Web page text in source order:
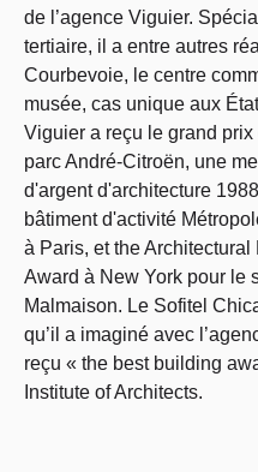
de l’agence Viguier.
tertiaire, il a entre autres
Courbevoie, le centre
musée, cas unique aux
Viguier a reçu le grand
parc André-Citroën, une
d'argent d'architecture
bâtiment d'activité
à Paris, et the
Award à New York pour le
Malmaison. Le Sofitel
qu’il a imaginé avec
reçu « the best building
Institute of Architects.